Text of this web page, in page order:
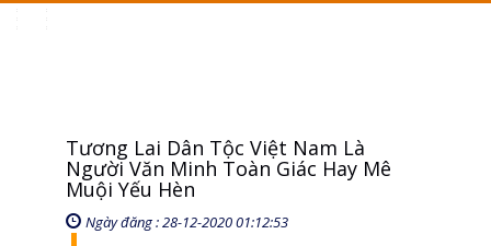
Tương Lai Dân Tộc Việt Nam Là
Người Văn Minh Toàn Giác Hay Mê
Muội Yếu Hèn
Ngày đăng : 28-12-2020 01:12:53